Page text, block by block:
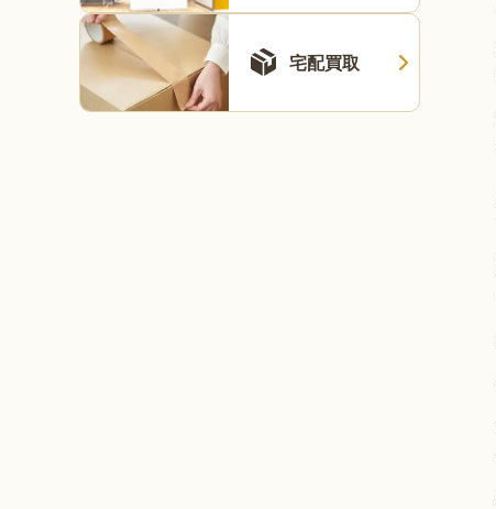
宅配買取